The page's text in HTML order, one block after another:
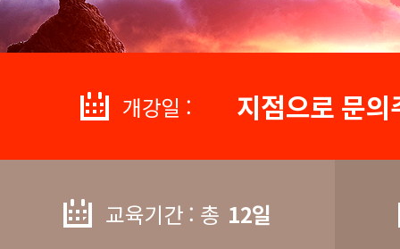
개강일 : 지점으로 문
교육기간 : 총 12일